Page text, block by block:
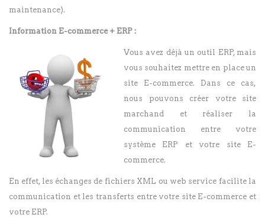
maintenance).
Information E-commerce + ERP :
Vous avez déjà un outil ERP, mais
vous souhaitez mettre en place un
site E-commerce. Dans ce cas,
nous pouvons créer votre site
marchand et réaliser la
communication entre votre
système ERP et votre site E-
commerce.
En effet, les échanges de fichiers XML ou web service facilite la
communication et les transferts entre votre site E-commerce et
votre ERP.